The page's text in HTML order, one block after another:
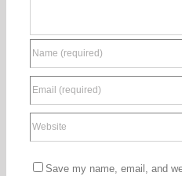
Save my name, email, and